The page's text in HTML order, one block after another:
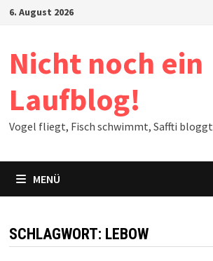
Zum6. August 2026
Nicht noch ein
Laufblog!
Vogel fliegt, Fisch schwimmt, Saffti bloggt
MENÜ
SCHLAGWORT: LEBOW